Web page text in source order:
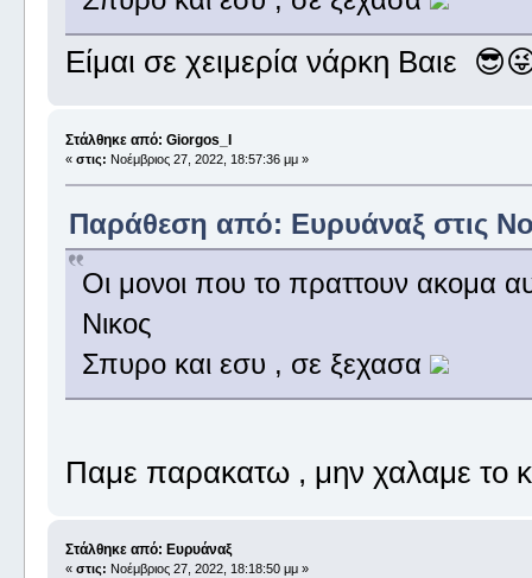
Είμαι σε χειμερία νάρκη Βαιε
Στάλθηκε από: Giorgos_I
« στις: Νοέμβριος 27, 2022, 18:57:36 μμ »
Παράθεση από: Ευρυάναξ στις
Οι μονοι που το πραττουν ακομα
Νικος
Σπυρο και εσυ , σε ξεχασα
Παμε παρακατω , μην χαλαμε το
Στάλθηκε από: Ευρυάναξ
« στις: Νοέμβριος 27, 2022, 18:18:50 μμ »